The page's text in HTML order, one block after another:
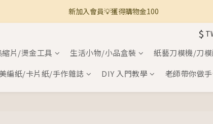
🚚 全館滿800免運 🚚
新加入會員💡獲得購物金100
$
縮片/燙金工具 生活小物/小品盒裝 紙藝刀模機/刀
編紙/卡片紙/手作雜誌
DIY 入門教學 老師帶你做